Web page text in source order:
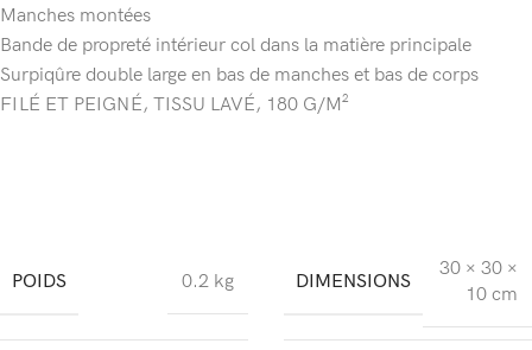
Manches montées
Bande de propreté intérieur col dans la matière principale
Surpiqûre double large en bas de manches et bas de corps
FILÉ ET PEIGNÉ, TISSU LAVÉ, 180 G/M²
POIDS 0.2 kg DIMENSIONS
30 × 30 ×
10 cm